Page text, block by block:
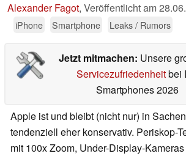
Alexander Fagot, Veröffentlicht am
iPhone
Smartphone Leaks / Rumors
Jetzt mitmachen: Unsere
Servicezufriedenheitbei
Smartphones 2026
Apple ist und bleibt (nicht nur) in
tendenziell eher konservativ. Periskop-
mit 100x Zoom, Under-Display-